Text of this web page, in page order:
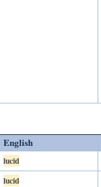
English
lucid
lucid